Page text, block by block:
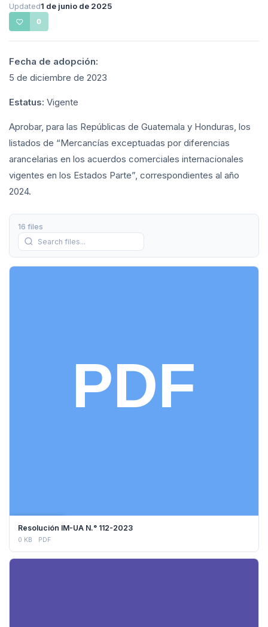
Updated1 de junio de 2025
0
Fecha de adopción:
5 de diciembre de 2023
Estatus: Vigente
Aprobar, para las Repúblicas de Guatemala y Honduras, los
listados de “Mercancías exceptuadas por diferencias
arancelarias en los acuerdos comerciales internacionales
vigentes en los Estados Parte”, correspondientes al año
2024.
16 files
Resolución IM-UA N.° 112-2023
0 KB PDF